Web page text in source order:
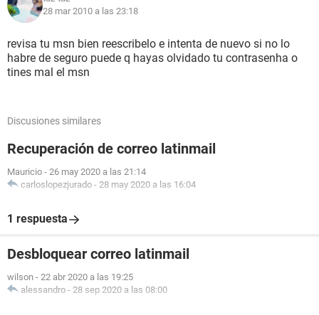
28 mar 2010 a las 23:18
revisa tu msn bien reescribelo e intenta de nuevo si no lo
habre de seguro puede q hayas olvidado tu contrasenha o
tines mal el msn
Discusiones similares
Recuperación de correo latinmail
Mauricio - 26 may 2020 a las 21:14
carloslopezjurado - 28 may 2020 a las 16:04
1 respuesta
Desbloquear correo latinmail
wilson - 22 abr 2020 a las 19:25
alessandro - 28 sep 2020 a las 08:00